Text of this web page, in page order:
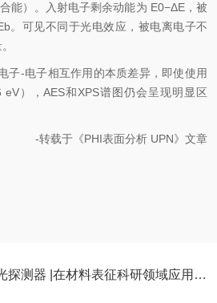
能）。入射电子剩余动能为 E0−ΔE，被
。可见不同于光电效应，被电离电子不
子-电子相互作用的本质差异，即使使用
），AES和XPS谱图仍会呈现明显区
-转载于《PHI表面分析 UPN》文章
Lexsyg释光探测器 |在材料表征科研领域应用分享